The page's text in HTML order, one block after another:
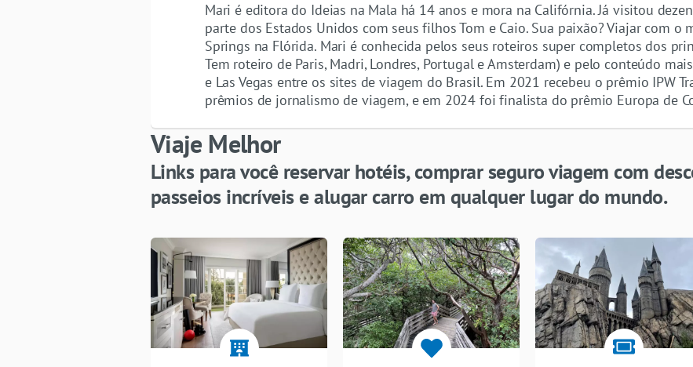
Mari é editora do Ideias na Mala há 14 anos e mora na Califórnia. Já visitou
parte dos Estados Unidos com seus filhos Tom e Caio. Sua paixão? Viajar com o
Springs na Flórida. Mari é conhecida pelos seus roteiros super completos dos
Tem roteiro de Paris, Madri, Londres, Portugal e Amsterdam) e pelo conteúdo
e Las Vegas entre os sites de viagem do Brasil. Em 2021 recebeu o prêmio IPW
prêmios de jornalismo de viagem, e em 2024 foi finalista do prêmio Europa de
Viaje Melhor
Links para você reservar hotéis, comprar seguro viagem com
passeios incríveis e alugar carro em qualquer lugar do mundo.